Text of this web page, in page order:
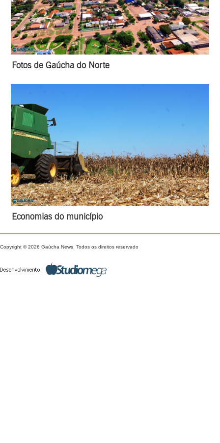
Fotos de Gaúcha do Norte
Economias do município
Copyright © 2026 Gaúcha News. Todos os direitos reservado